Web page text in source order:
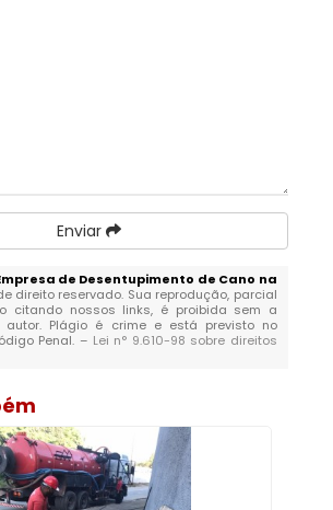
Enviar
de Desentupimento de Cano na
direito reservado. Sua reprodução, parcial
citando nossos links, é proibida sem a
autor. Plágio é crime e está previsto no
Penal. – Lei n° 9.610-98 sobre direitos